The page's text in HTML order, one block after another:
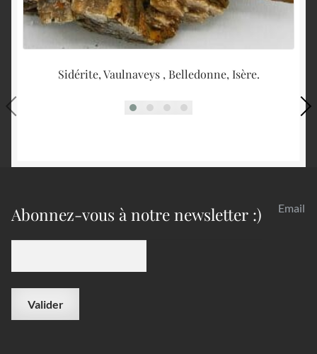
Sidérite, Vaulnaveys , Belledonne, Isère.
Abonnez-vous à notre newsletter :) Email